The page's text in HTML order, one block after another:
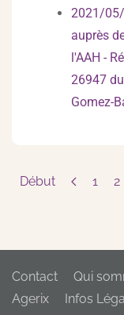
2021/05/
auprès
l'AAH -
26947
Gomez-
Début 1 2
Contact Qui
Agerix
Infos